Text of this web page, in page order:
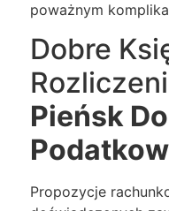
poważnym
Dobre
Pieńsk
Propozycje